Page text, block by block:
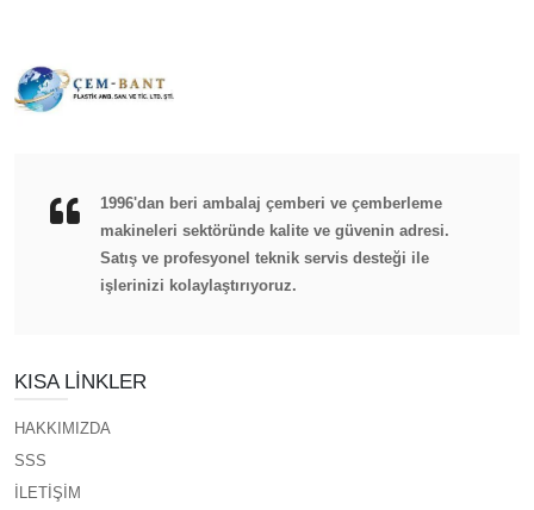
1996'dan beri ambalaj çemberi ve çemberleme
makineleri sektöründe kalite ve güvenin adresi.
Satış ve profesyonel teknik servis desteği ile
işlerinizi kolaylaştırıyoruz.
KISA LINKLER
HAKKIMIZDA
SSS
İLETİŞİM